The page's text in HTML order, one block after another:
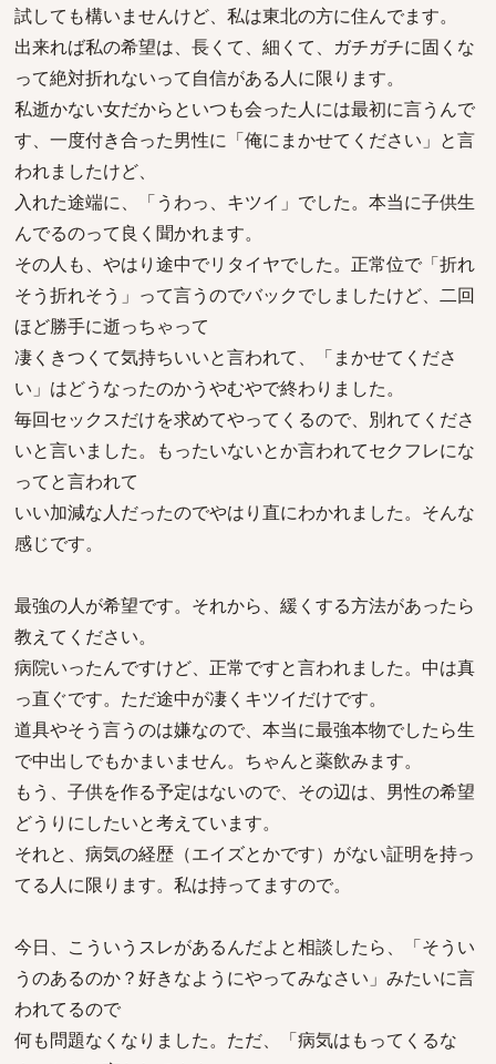
試しても構いませんけど、私は東北の方に住んでます。
出来れば私の希望は、長くて、細くて、ガチガチに固くな
って絶対折れないって自信がある人に限ります。
私逝かない女だからといつも会った人には最初に言うんで
す、一度付き合った男性に「俺にまかせてください」と言
われましたけど、
入れた途端に、「うわっ、キツイ」でした。本当に子供生
んでるのって良く聞かれます。
その人も、やはり途中でリタイヤでした。正常位で「折れ
そう折れそう」って言うのでバックでしましたけど、二回
ほど勝手に逝っちゃって
凄くきつくて気持ちいいと言われて、「まかせてくださ
い」はどうなったのかうやむやで終わりました。
毎回セックスだけを求めてやってくるので、別れてくださ
いと言いました。もったいないとか言われてセクフレにな
ってと言われて
いい加減な人だったのでやはり直にわかれました。そんな
感じです。
最強の人が希望です。それから、緩くする方法があったら
教えてください。
病院いったんですけど、正常ですと言われました。中は真
っ直ぐです。ただ途中が凄くキツイだけです。
道具やそう言うのは嫌なので、本当に最強本物でしたら生
で中出しでもかまいません。ちゃんと薬飲みます。
もう、子供を作る予定はないので、その辺は、男性の希望
どうりにしたいと考えています。
それと、病気の経歴（エイズとかです）がない証明を持っ
てる人に限ります。私は持ってますので。
今日、こういうスレがあるんだよと相談したら、「そうい
うのあるのか？好きなようにやってみなさい」みたいに言
われてるので
何も問題なくなりました。ただ、「病気はもってくるな